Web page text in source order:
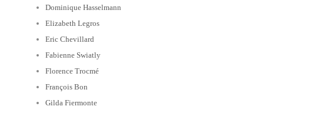
Dominique Hasselmann
Elizabeth Legros
Eric Chevillard
Fabienne Swiatly
Florence Trocmé
François Bon
Gilda Fiermonte